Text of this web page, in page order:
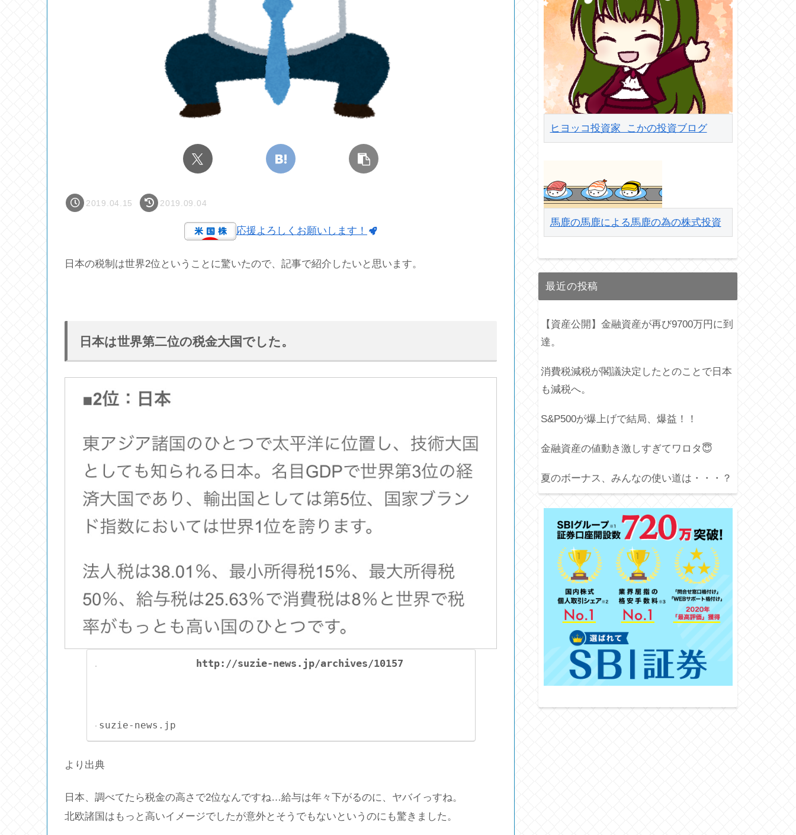
2019.04.15 2019.09.04
応援よろしくお願いします！
日本の税制は世界2位ということに驚いたので、記事で紹介したいと思います。
日本は世界第二位の税金大国でした。
http://suzie-news.jp/archives/10157
suzie-news.jp
より出典
日本、調べてたら税金の高さで2位なんですね…給与は年々下がるのに、ヤバイっすね。
北欧諸国はもっと高いイメージでしたが意外とそうでもないというのにも驚きました。
ヒヨッコ投資家 こかの投資ブログ
馬鹿の馬鹿による馬鹿の為の株式投資
最近の投稿
【資産公開】金融資産が再び9700万円に到
達。
消費税減税が閣議決定したとのことで日本
も減税へ。
S&P500が爆上げで結局、爆益！！
金融資産の値動き激しすぎてワロタ😇
夏のボーナス、みんなの使い道は・・・？